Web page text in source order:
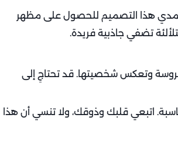
هذا التصميم للحصول على مظهر
تضفي جاذبية فريدة.
وتعكس شخصيتها. قد تحتاجِ إلى
اتبعي قلبك وذوقك، ولا تنسي أن هذا